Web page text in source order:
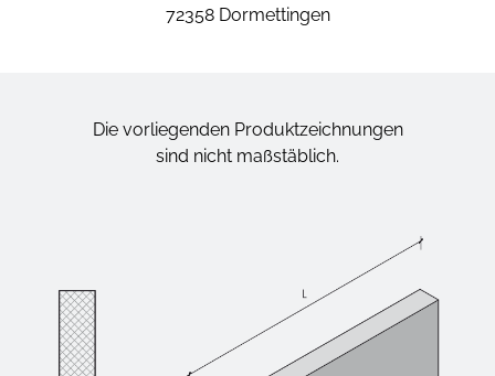
72358 Dormettingen
Die vorliegenden Produktzeichnungen
sind nicht maßstäblich.